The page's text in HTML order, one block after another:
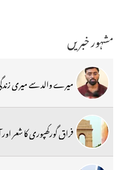
مشہور خبریں
میرے والد سے میری
فراق گورکھپوری کا شعر